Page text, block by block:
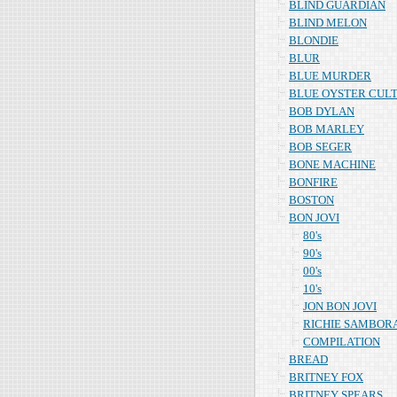
BLIND GUARDIAN
BLIND MELON
BLONDIE
BLUR
BLUE MURDER
BLUE OYSTER CULT
BOB DYLAN
BOB MARLEY
BOB SEGER
BONE MACHINE
BONFIRE
BOSTON
BON JOVI
80's
90's
00's
10's
JON BON JOVI
RICHIE
COMPILATION
BREAD
BRITNEY FOX
BRITNEY SPEARS